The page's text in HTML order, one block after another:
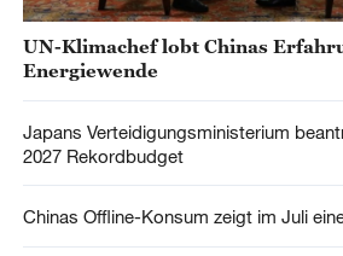
UN-Klimachef lobt Chinas
Energiewende
Japans Verteidigungsministerium
2027 Rekordbudget
Chinas Offline-Konsum zeigt im Juli